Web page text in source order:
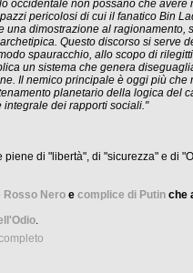
occidentale non possano che avere
pericolosi di cui il fanatico Bin
una dimostrazione al ragionamento,
Questo discorso si serve
spauracchio, allo scopo di
un sistema che genera
Il nemico principale è oggi più che
planetario della logica del
dei rapporti sociali."
piene di "libertà", di "sicurezza" e di
Rosso Nero e complice di Putin che
.